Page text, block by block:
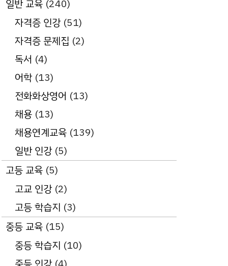
일반 교육 (240)
자격증 인강(51)
자격증 문제집 (2)
독서 (4)
어학 (13)
전화화상영어 (13)
채용 (13)
채용연계교육 (139)
일반 인강(5)
고등 교육 (5)
고교 인강(2)
고등 학습지 (3)
중등 교육 (15)
중등 학습지 (10)